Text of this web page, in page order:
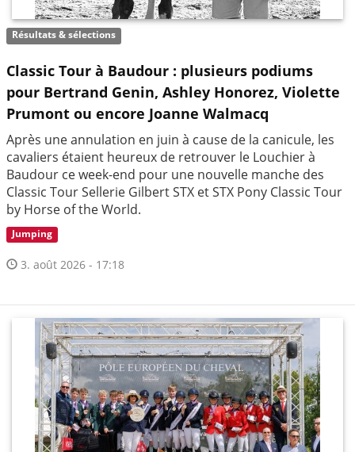
Résultats & sélections
Classic Tour à Baudour : plusieurs podiums
pour Bertrand Genin, Ashley Honorez, Violette
Prumont ou encore Joanne Walmacq
Après une annulation en juin à cause de la canicule, les
cavaliers étaient heureux de retrouver le Louchier à
Baudour ce week-end pour une nouvelle manche des
Classic Tour Sellerie Gilbert STX et STX Pony Classic Tour
by Horse of the World.
Jumping
3. août 2026 - 17:18